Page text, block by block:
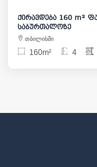
ქირავდება 160 m²
საბურთალოზე
თბილისში
160m² 4